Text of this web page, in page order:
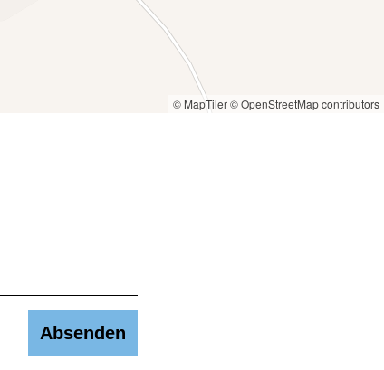
© MapTiler© OpenStreetMap contributors